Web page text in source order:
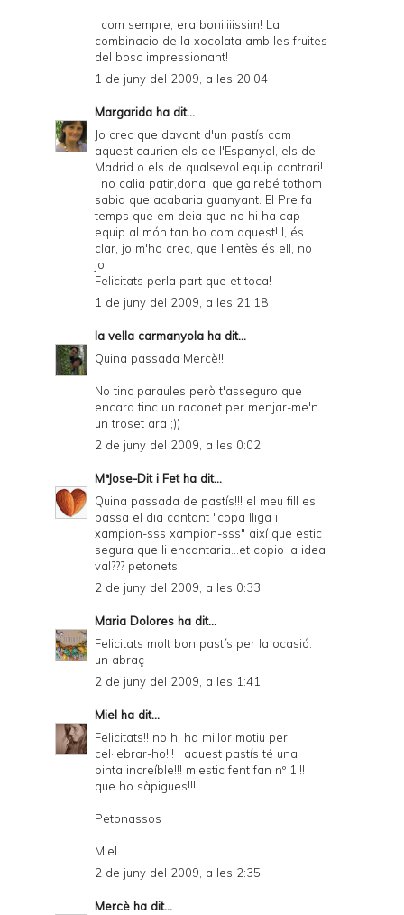
I com sempre, era boniiiiissim! La
combinacio de la xocolata amb les fruites
del bosc impressionant!
1 de juny del 2009, a les 20:04
Margarida ha dit...
Jo crec que davant d'un pastís com
aquest caurien els de l'Espanyol, els del
Madrid o els de qualsevol equip contrari!
I no calia patir,dona, que gairebé tothom
sabia que acabaria guanyant. El Pre fa
temps que em deia que no hi ha cap
equip al món tan bo com aquest! I, és
clar, jo m'ho crec, que l'entès és ell, no
jo!
Felicitats perla part que et toca!
1 de juny del 2009, a les 21:18
la vella carmanyola ha dit...
Quina passada Mercè!!
No tinc paraules però t'asseguro que
encara tinc un raconet per menjar-me'n
un troset ara ;))
2 de juny del 2009, a les 0:02
MªJose-Dit i Fetha dit...
Quina passada de pastís!!! el meu fill es
passa el dia cantant "copa lliga i
xampion-sss xampion-sss" així que estic
segura que li encantaria...et copio la idea
val??? petonets
2 de juny del 2009, a les 0:33
Maria Dolores ha dit...
Felicitats molt bon pastís per la ocasió.
un abraç
2 de juny del 2009, a les 1:41
Miel ha dit...
Felicitats!! no hi ha millor motiu per
cel·lebrar-ho!!! i aquest pastís té una
pinta increíble!!! m'estic fent fan nº 1!!!
que ho sàpigues!!!
Petonassos
Miel
2 de juny del 2009, a les 2:35
Mercè ha dit...